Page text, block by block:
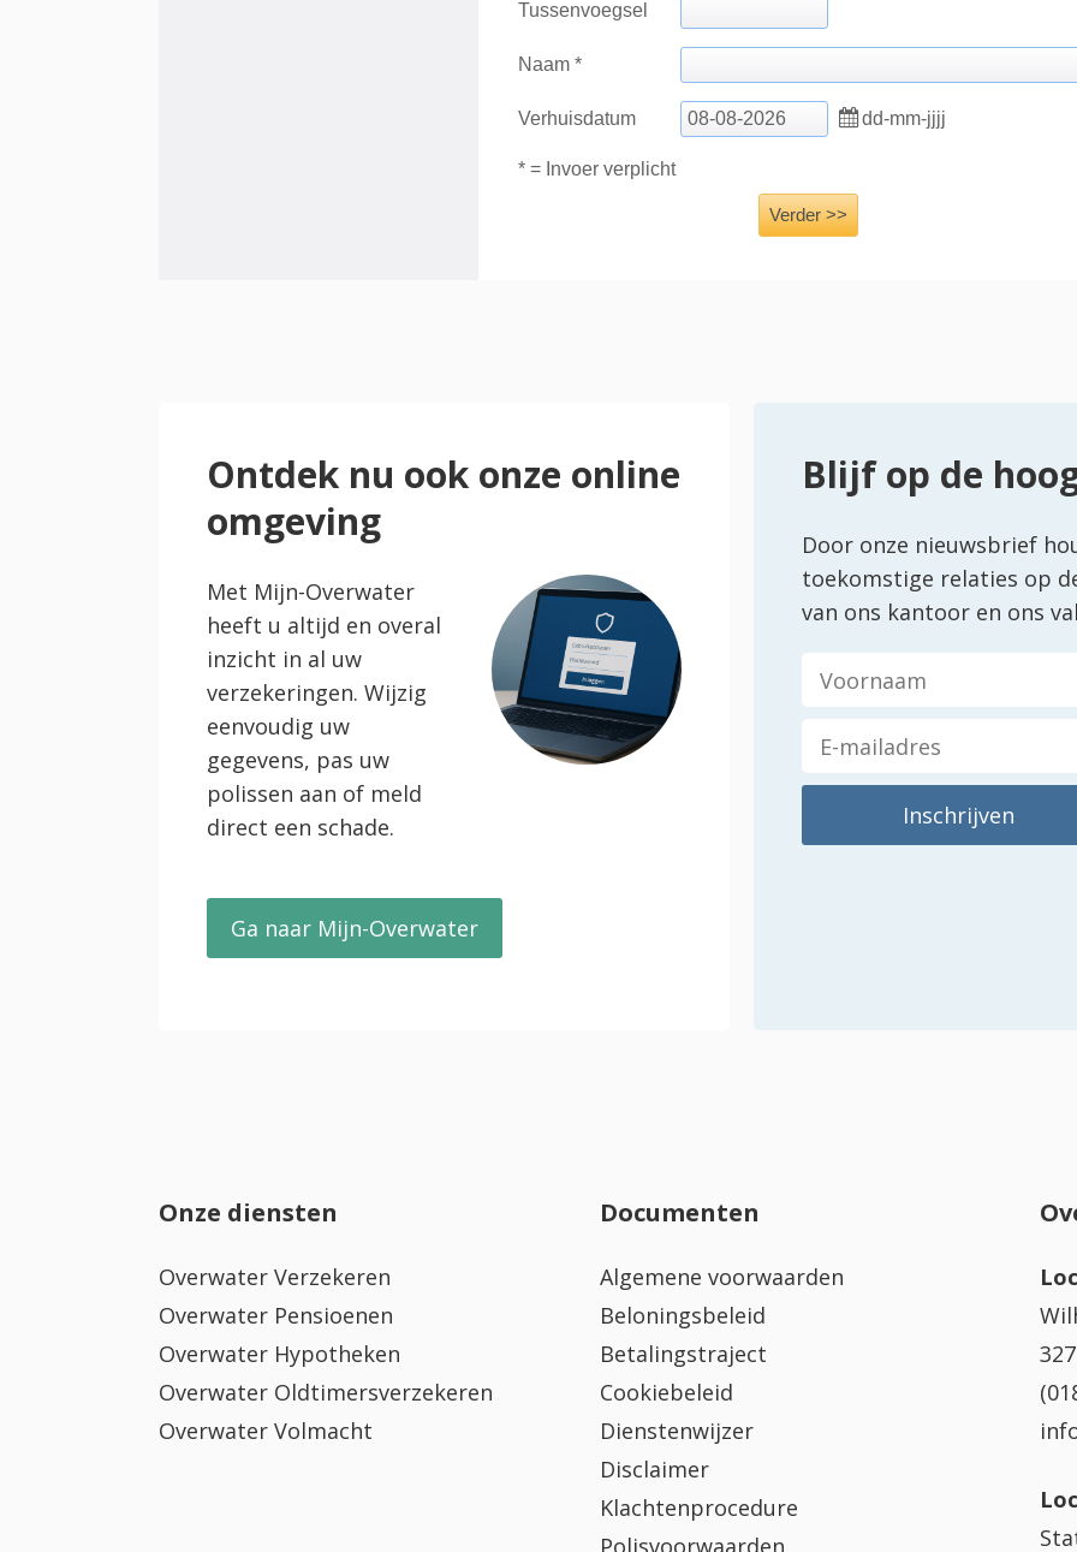
Ontdek nu ook onze online
omgeving
Met Mijn-Overwater
heeft u altijd en overal
inzicht in al uw
verzekeringen. Wijzig
eenvoudig uw
gegevens, pas uw
polissen aan of meld
direct een schade.
Ga naar Mijn-Overwater
Blijf op de
Door onze nieuwsbrief
toekomstige relaties op
van ons kantoor en ons
Onze diensten
Overwater Verzekeren
Overwater Pensioenen
Overwater Hypotheken
Overwater Oldtimersverzekeren
Overwater Volmacht
Documenten
Algemene voorwaarden
Beloningsbeleid
Betalingstraject
Cookiebeleid
Dienstenwijzer
Disclaimer
Klachtenprocedure
Polisvoorwaarden